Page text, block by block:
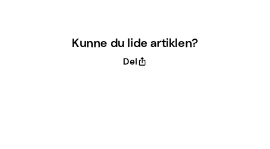
Kunne du lide artiklen?
Del